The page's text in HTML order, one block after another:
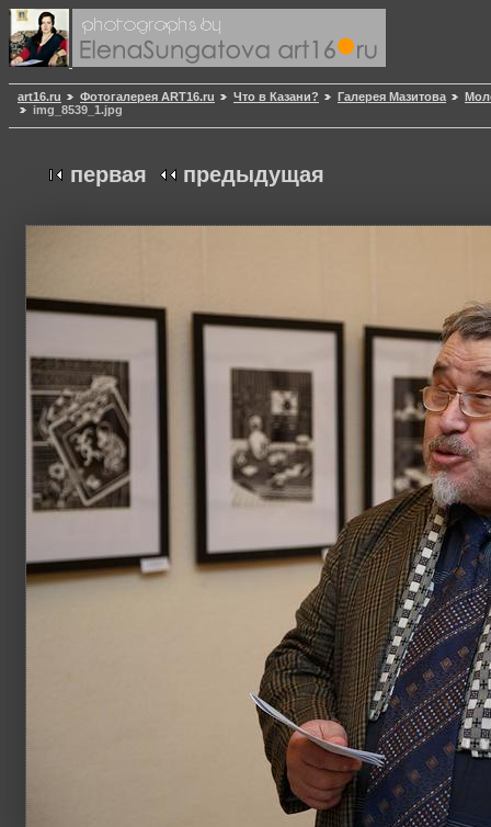
art16.ru Фотогалерея ART16.ru Что в Казани? Галерея Мазитова
img_8539_1.jpg
первая предыдущая